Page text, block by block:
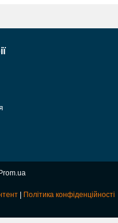
Prom.ua
Політика конфіденційності